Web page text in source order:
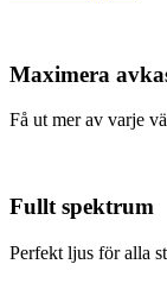
Maximera
Få ut mer av varje
Fullt spektrum
Perfekt ljus för alla